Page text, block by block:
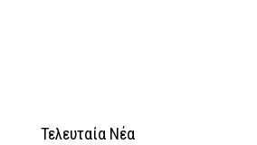
Τελευταία Νέα